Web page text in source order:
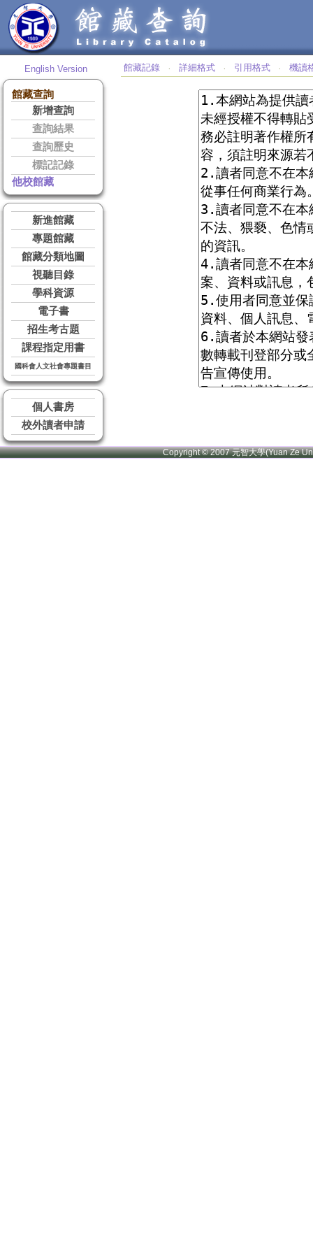
English Version
館藏查詢
新增查詢
查詢結果
查詢歷史
標記記錄
他校館藏
新進館藏
專題館藏
館藏分類地圖
視聽目錄
學科資源
電子書
招生考古題
課程指定用書
國科會人文社會專題書目
個人書房
校外讀者申請
館藏記錄 ‧ 詳細格式 ‧ 引用格式 ‧ 機讀
Copyright © 2007 元智大學(Yuan Ze